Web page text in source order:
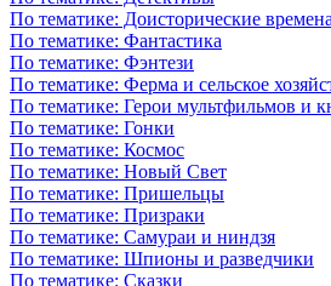
По тематике: Доисторические времена
По тематике: Фантастика
По тематике: Фэнтези
По тематике: Ферма и сельское
По тематике: Герои мультфильмов и
По тематике: Гонки
По тематике: Космос
По тематике: Новый Свет
По тематике: Пришельцы
По тематике: Призраки
По тематике: Самураи и ниндзя
По тематике: Шпионы и разведчики
По тематике: Сказки